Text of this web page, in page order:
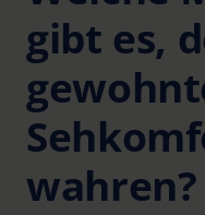
gibt es,
wahren?